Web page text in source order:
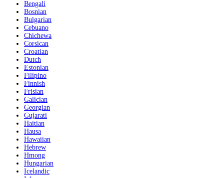
Bengali
Bosnian
Bulgarian
Cebuano
Chichewa
Corsican
Croatian
Dutch
Estonian
Filipino
Finnish
Frisian
Galician
Georgian
Gujarati
Haitian
Hausa
Hawaiian
Hebrew
Hmong
Hungarian
Icelandic